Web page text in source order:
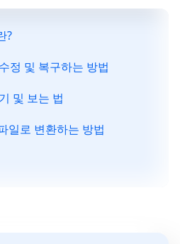
?
정 및 복구하는 방법
및 보는 법
일로 변환하는 방법